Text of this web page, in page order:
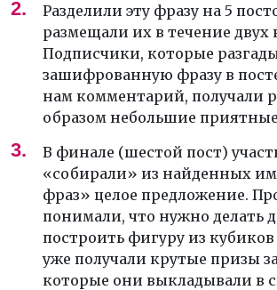
Разделили эту фразу на 5
размещали их в течение двух
Подписчики, которые
зашифрованную фразу в
нам комментарий, получали
образом небольшие
В финале (шестой пост)
«собирали» из найденных
фраз» целое предложение.
понимали, что нужно делать
построить фигуру из кубиков
уже получали крутые призы
которые они выкладывали в